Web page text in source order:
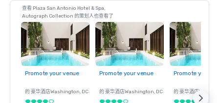
查看 Plaza San Antonio Hotel & Spa,
Autograph Collection 的策划人也查看了
Promote your venue
的 豪华酒店Washington, DC
Promote your venue
的 豪华酒店Washington, DC
Promote your
的 豪华酒店